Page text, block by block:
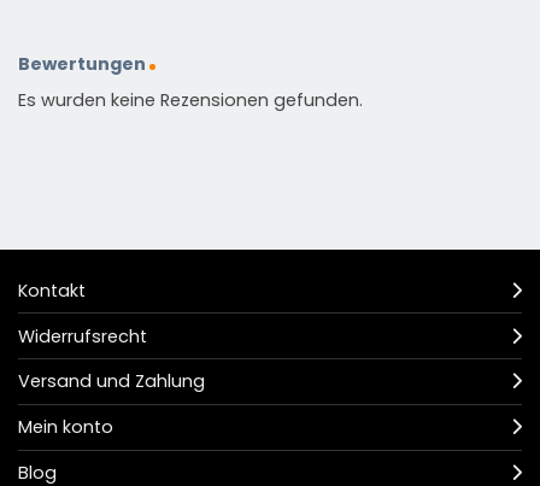
Bewertungen
Es wurden keine Rezensionen gefunden.
Kontakt
Widerrufsrecht
Versand und Zahlung
Mein konto
Blog